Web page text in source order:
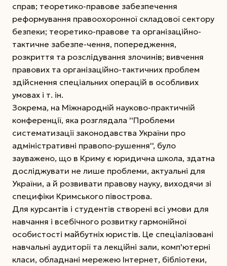
справ; теоретико-правове забезпечення
реформування правоохоронної складової сектору
безпеки; теоретико-правове та організаційно-
тактичне забезпе-чення, попередження,
розкриття та розслідування злочинів; вивчення
правових та організаційно-тактичних проблем
здійснення спеціальних операцій в особливих
умовах і т. ін.
Зокрема, на Міжнародній науково-практичній
конференції, яка розглядала ''Проблеми
систематизації законодавства України про
адміністративні правопо-рушення'', було
зауважено, що в Криму є юридична школа, здатна
досліджувати не лише проблеми, актуальні для
України, а й розвивати правову науку, виходячи зі
специфіки Кримського півострова.
Для курсантів і студентів створені всі умови для
навчання і всебічного розвитку гармонійної
особистості майбутніх юристів. Це спеціалізовані
навчальні аудиторії та лекційні зали, комп'ютерні
класи, обладнані мережею Інтернет, бібліотеки,